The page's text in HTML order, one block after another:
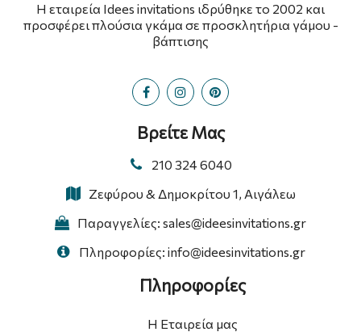
Η εταιρεία Idees invitations ιδρύθηκε το 2002 και
προσφέρει πλούσια γκάμα σε προσκλητήρια γάμου -
βάπτισης
Βρείτε Μας
210 324 6040
Ζεφύρου & Δημοκρίτου 1, Αιγάλεω
Παραγγελίες: sales@ideesinvitations.gr
Πληροφορίες: info@ideesinvitations.gr
Πληροφορίες
Η Εταιρεία μας